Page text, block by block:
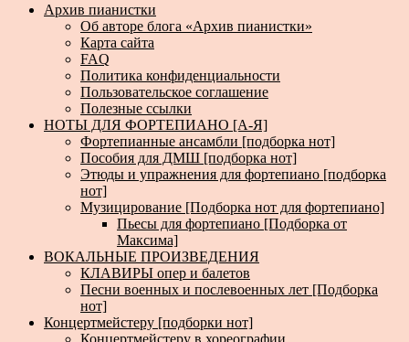
Архив пианистки
Об авторе блога «Архив пианистки»
Карта сайта
FAQ
Политика конфиденциальности
Пользовательское соглашение
Полезные ссылки
НОТЫ ДЛЯ ФОРТЕПИАНО [А-Я]
Фортепианные ансамбли [подборка нот]
Пособия для ДМШ [подборка нот]
Этюды и упражнения для фортепиано [подборка
нот]
Музицирование [Подборка нот для фортепиано]
Пьесы для фортепиано [Подборка от
Максима]
ВОКАЛЬНЫЕ ПРОИЗВЕДЕНИЯ
КЛАВИРЫ опер и балетов
Песни военных и послевоенных лет [Подборка
нот]
Концертмейстеру [подборки нот]
Концертмейстеру в хореографии